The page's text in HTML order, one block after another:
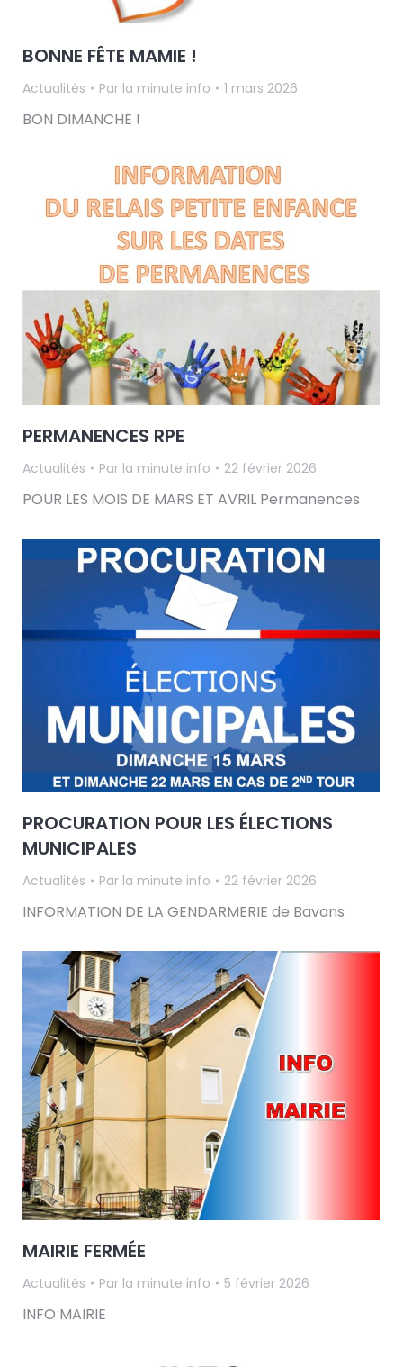
BONNE FÊTE MAMIE !
Actualités Par la minute info 1 mars 2026
BON DIMANCHE !
PERMANENCES RPE
Actualités Par la minute info 22 février 2026
POUR LES MOIS DE MARS ET AVRIL Permanences
PROCURATION POUR LES ÉLECTIONS
MUNICIPALES
Actualités Par la minute info 22 février 2026
INFORMATION DE LA GENDARMERIE de Bavans
MAIRIE FERMÉE
Actualités Par la minute info 5 février 2026
INFO MAIRIE